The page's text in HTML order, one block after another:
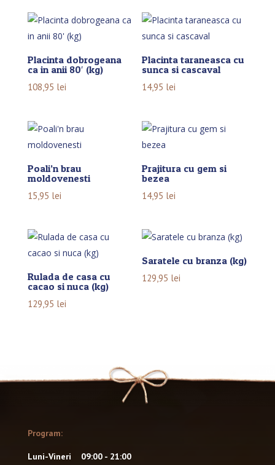
Placinta dobrogeana
ca in anii 80′ (kg)
108,95 lei
Placinta taraneasca cu
sunca si cascaval
14,95 lei
Poali’n brau
moldovenesti
15,95 lei
Prajitura cu gem si
bezea
14,95 lei
Rulada de casa cu
cacao si nuca (kg)
129,95 lei
Saratele cu branza (kg)
129,95 lei
Program:
Luni-Vineri 09:00 - 21:00